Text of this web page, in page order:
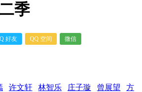
季
好友 QQ 空间 微信
许文轩 林智乐 庄子璇 曾展望
方